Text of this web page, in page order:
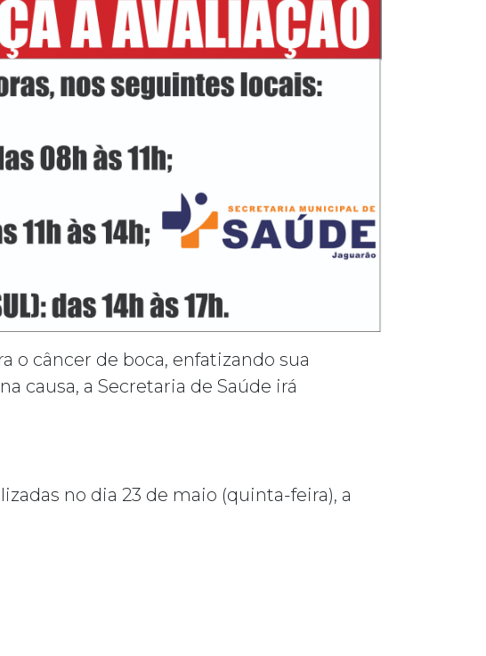
o câncer de boca, enfatizando sua
causa, a Secretaria de Saúde irá
no dia 23 de maio (quinta-feira), a